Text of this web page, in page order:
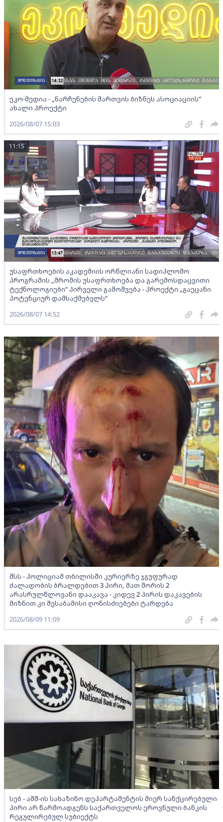
ეკო-მედია - „ნარჩენების მართვის ბიზნეს ასოციაციის”
ახალი პროექტი
2026/08/07 15:03
უსაფრთხოების აკადემიის ორწლიანი სადიპლომო
პროგრამის „შრომის უსაფრთხოება და გარემოსდაცვითი
ტექნოლოგიები“ პირველი გამოშვება - პროექტი „გაეცანი
პოტენციურ დამსაქმებელს“
11:15
2026/08/07 14:52
შსს - პოლიციამ თბილისში კურიერზე ჯგუფურად
ძალადობის ბრალდებით 3 პირი, მათ შორის 2
არასრულწლოვანი დააკავა - კიდევ 2 პირის დაკავების
მიზნით კი შესაბამისი ღონისძიებები ტარდება
2026/08/09 11:09
სებ - აშშ-ის სახაზინო დეპარტამენტის მიერ სანქცირებული
პირი არ წარმოადგენს საქართველოს ეროვნული ბანკის
რეგულირებულ სუბიექტს